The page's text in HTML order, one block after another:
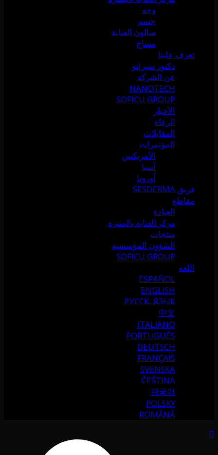
وجه
جسم
صالون العناية
مساج
تعرف علينا
دكتور سيرانو
عن الشركة
NANOTECH
SOFICU GROUP
الأخبار
الرعاة
المقابلات
المؤتمرات
الأمريكتين
آسيا
أوروبا
فريق SESDERMA
مقاطع
العيادة
مركز العناية بالبشرة
منتجات
الشؤون المؤسسية
SOFICU GROUP
اللغة
ESPAÑOL
ENGLISH
РУССК. ЯЗЫК
中文
ITALIANO
PORTUGUÉS
DEUTSCH
FRANÇAIS
SVENSKA
ČEŠTINA
한국어
POLSKY
ROMÂNĂ